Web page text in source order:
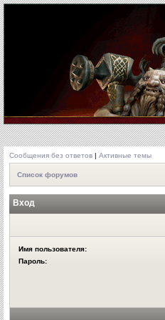
Сообщения без ответов | Активные темы
Список форумов
Вход
Имя пользователя:
Пароль: